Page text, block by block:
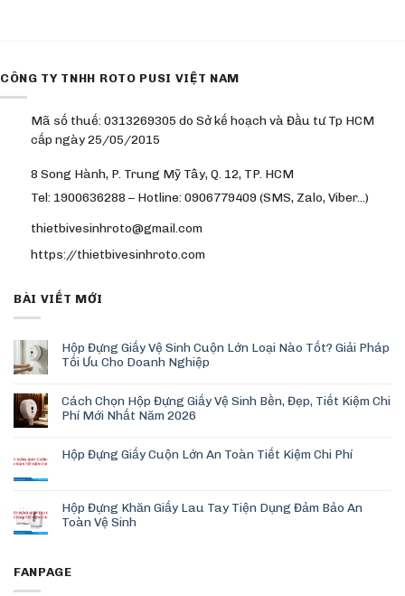
CÔNG TY TNHH ROTO PUSI VIỆT NAM
Mã số thuế: 0313269305 do Sở kế hoạch và Đầu tư Tp HCM
cấp ngày 25/05/2015
8 Song Hành, P. Trung Mỹ Tây, Q. 12, TP. HCM
Tel: 1900636288 – Hotline: 0906779409 (SMS, Zalo, Viber…)
thietbivesinhroto@gmail.com
https://thietbivesinhroto.com
BÀI VIẾT MỚI
Hộp Đựng Giấy Vệ Sinh Cuộn Lớn Loại Nào Tốt? Giải Pháp
Tối Ưu Cho Doanh Nghiệp
Cách Chọn Hộp Đựng Giấy Vệ Sinh Bền, Đẹp, Tiết Kiệm Chi
Phí Mới Nhất Năm 2026
Hộp Đựng Giấy Cuộn Lớn An Toàn Tiết Kiệm Chi Phí
Hộp Đựng Khăn Giấy Lau Tay Tiện Dụng Đảm Bảo An
Toàn Vệ Sinh
FANPAGE